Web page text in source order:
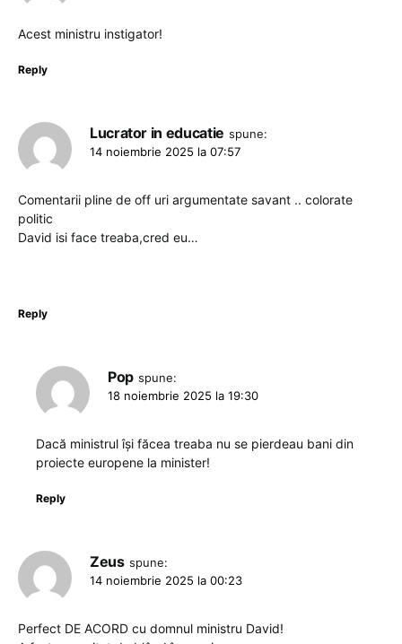
Acest ministru instigator!
Reply
Lucrator in educatie spune:
14 noiembrie 2025 la 07:57
Comentarii pline de off uri argumentate savant .. colorate
politic
David isi face treaba,cred eu…
Reply
Pop spune:
18 noiembrie 2025 la 19:30
Dacă ministrul își făcea treaba nu se pierdeau bani din
proiecte europene la minister!
Reply
Zeus spune:
14 noiembrie 2025 la 00:23
Perfect DE ACORD cu domnul ministru David!